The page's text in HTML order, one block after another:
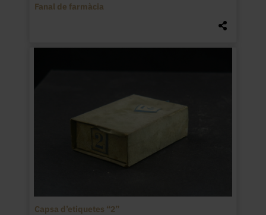
Fanal de farmàcia
Capsa d’etiquetes “2”